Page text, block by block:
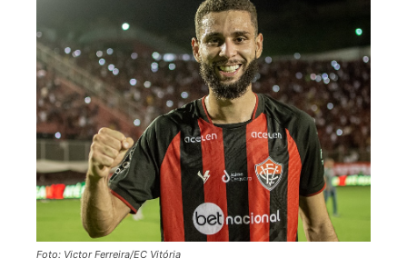
Foto: Victor Ferreira/EC Vitória